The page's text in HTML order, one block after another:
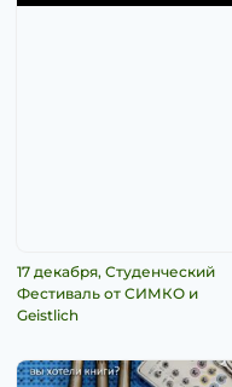
17 декабря, Студенческий
Фестиваль от СИМКО и
Geistlich